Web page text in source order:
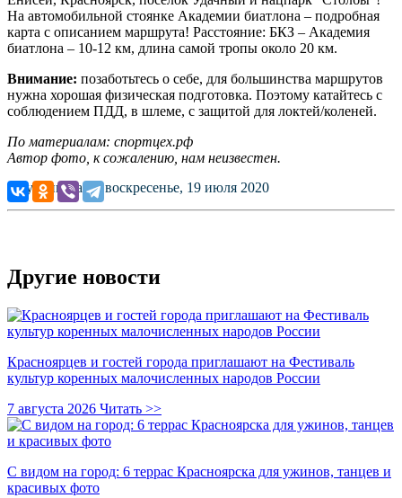
На автомобильной стоянке Академии биатлона – подробная
карта с описанием маршрута! Расстояние: БКЗ – Академия
биатлона – 10-12 км, длина самой тропы около 20 км.
Внимание: позаботьтесь о себе, для большинства маршрутов
нужна хорошая физическая подготовка. Поэтому катайтесь с
соблюдением ПДД, в шлеме, с защитой для локтей/коленей.
По материалам: спортцех.рф
Автор фото, к сожалению, нам неизвестен.
Опубликовано: воскресенье, 19 июля 2020
Другие новости
Красноярцев и гостей города приглашают на Фестиваль
культур коренных малочисленных народов России
7 августа 2026 Читать >>
С видом на город: 6 террас Красноярска для ужинов, танцев и
красивых фото